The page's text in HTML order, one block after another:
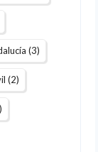
(3)
(2)